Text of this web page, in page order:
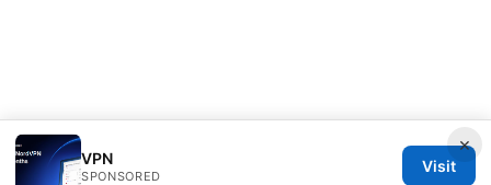
×
VPN
SPONSORED
Visit